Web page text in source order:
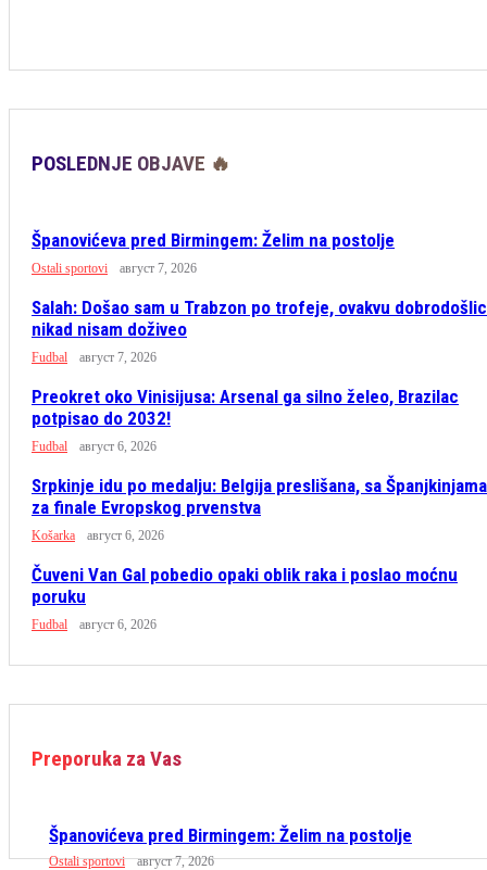
POSLEDNJE OBJAVE 🔥
Španovićeva pred Birmingem: Želim na postolje
Ostali sportovi август 7, 2026
Salah: Došao sam u Trabzon po trofeje, ovakvu
nikad nisam doživeo
Fudbal август 7, 2026
Preokret oko Vinisijusa: Arsenal ga silno želeo, Brazilac
potpisao do 2032!
Fudbal август 6, 2026
Srpkinje idu po medalju: Belgija preslišana, sa Španjkinjama
za finale Evropskog prvenstva
Košarka август 6, 2026
Čuveni Van Gal pobedio opaki oblik raka i poslao moćnu
poruku
Fudbal август 6, 2026
Preporuka za Vas
Španovićeva pred Birmingem: Želim na postolje
Ostali sportovi август 7, 2026